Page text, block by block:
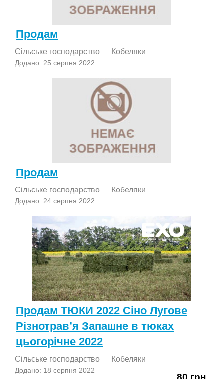
Продам
Сільське господарство Кобеляки
Додано: 25 серпня 2022
Продам
Сільське господарство Кобеляки
Додано: 24 серпня 2022
Продам ТЮКИ 2022 Сіно Лугове
Різнотрав’я Запашне в тюках
цьогорічне 2022
Сільське господарство Кобеляки
Додано: 18 серпня 2022
80 грн.